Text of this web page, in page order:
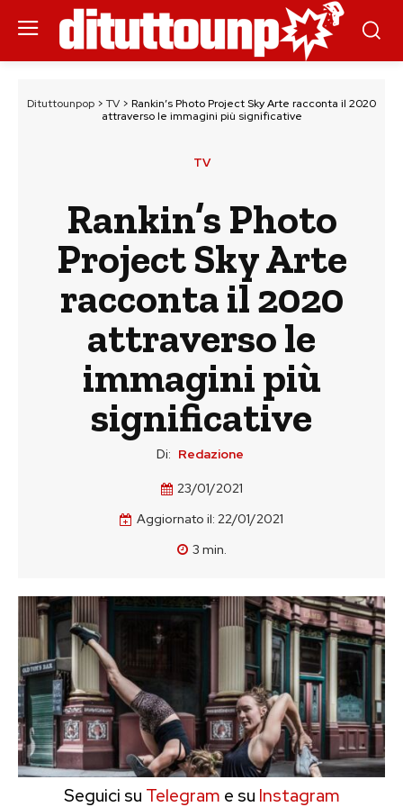
Dituttounpop > TV > Rankin’s Photo Project Sky Arte racconta il 2020
attraverso le immagini più significative
TV
Rankin’s Photo
Project Sky Arte
racconta il 2020
attraverso le
immagini più
significative
Di: Redazione
23/01/2021
Aggiornato il: 22/01/2021
3 min.
Seguici su Telegram e su Instagram